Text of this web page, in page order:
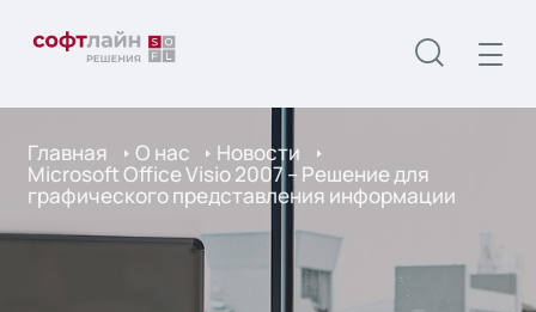
Главная О нас Новости
Microsoft Office Visio 2007 – Решение для
графического представления информации